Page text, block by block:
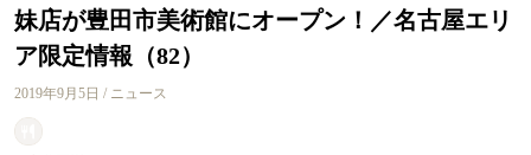
妹店が豊田市美術館にオープン！／名古屋エリ
ア限定情報（82）
2019年9月5日 / ニュース